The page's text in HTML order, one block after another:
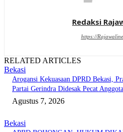
Redaksi
https://
RELATED ARTICLES
Bekasi
Arogansi Kekuasaan DPRD Bekasi,
Partai Gerindra Didesak Pecat
Agustus 7, 2026
Bekasi